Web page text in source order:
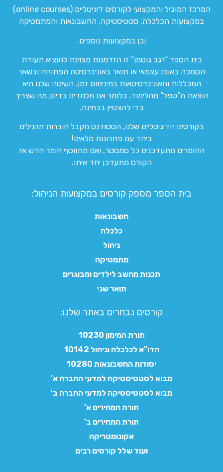
המרכז המוביל והמקצועי לקורסים דיגיטליים (online courses)
במקצועות הכלכלה, סטטיסטיקה, החשבונאות והמתמטיקה
וכן במקצועות נוספים.
בית הספר “רגב גוטמן” זו הזדמנות מצוינת להוציא תעודת
הסמכה באופן עצמאי או תואר באוניברסיטה הפתוחה ובשאר
המכללות והאוניברסיטאות במינימום זמן. השיטה שלנו היא
הוצאת ה”טפל” מהלימוד. כלומר אנו מלמדים בדיוק מה שצריך
כדי להצטיין בבחינה.
בקורסים הדיגיטליים שלנו, הסטודנט מקבל חוברות תרגילים
ביחד עם פתרונות מלאים!
החומרים מתעדכנים כל סמסטר, ואם מתווסף חומר חדש אז
הקורס מתעדכן יחד איתו.
בית הספר מספק קורסים במקצועות הניהול:
חשבונאות
כלכלה
ניהול
מתמטיקה
תכנות מחשב לילדים ומבוגרים
תואר שני
קורסים נבחרים באתר שלנו:​
תורת המימון 10230
חדו"א לכלכלה וניהול 10142
יסודות החשבונאות 10280
מבוא לסטטיסטיקה למדעי החברה א'
מבוא לסטטיסטיקה למדעי החברה ב'
תורת המחירים א'
תורת המחירים ב'
אקונומטריקה
ועוד שלל קורסים רבים